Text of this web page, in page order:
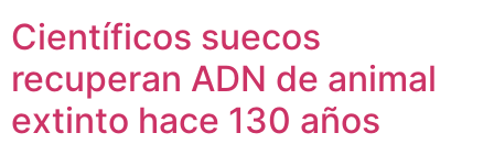
Científicos suecos
recuperan ADN de animal
extinto hace 130 años